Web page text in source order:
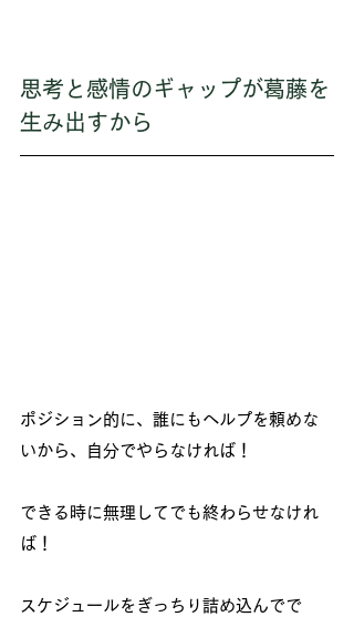
思考と感情のギャップが葛藤を
生み出すから
ポジション的に、誰にもヘルプを頼めな
いから、自分でやらなければ！
できる時に無理してでも終わらせなけれ
ば！
スケジュールをぎっちり詰め込んでで